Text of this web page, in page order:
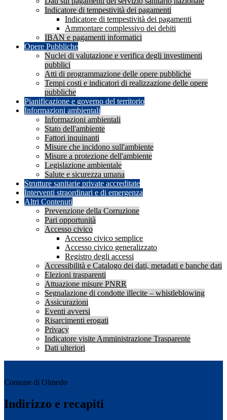
Indicatore di tempestività dei pagamenti
Indicatore di tempestività dei pagamenti
Ammontare complessivo dei debiti
IBAN e pagamenti informatici
Opere Pubbliche
Nuclei di valutazione e verifica degli investimenti
pubblici
Atti di programmazione delle opere pubbliche
Tempi costi e indicatori di realizzazione delle opere
pubbliche
Pianificazione e governo del territorio
Informazioni ambientali
Informazioni ambientali
Stato dell'ambiente
Fattori inquinanti
Misure che incidono sull'ambiente
Misure a protezione dell'ambiente
Legislazione ambientale
Salute e sicurezza umana
Strutture sanitarie private accreditate
Interventi straordinari e di emergenza
Altri Contenuti
Prevenzione della Corruzione
Pari opportunità
Accesso civico
Accesso civico semplice
Accesso civico generalizzato
Registro degli accessi
Accessibilità e Catalogo dei dati, metadati e banche dati
Elezioni trasparenti
Attuazione misure PNRR
Segnalazione di condotte illecite – whistleblowing
Assicurazioni
Eventi avversi
Risarcimenti erogati
Privacy
Indicatore visite Amministrazione Trasparente
Dati ulteriori
Comune di Olmedo
Indirizzo e recapiti